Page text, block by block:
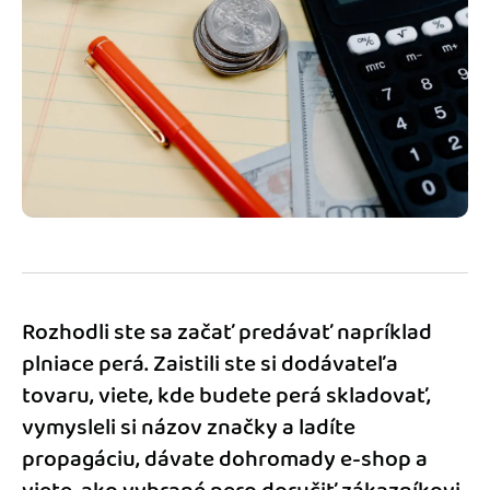
Katalóg doplnkov
Blog
Podnikateľský servis
Spýtajte sa nás
Rozhodli ste sa začať predávať napríklad
plniace perá. Zaistili ste si dodávateľa
tovaru, viete, kde budete perá skladovať,
vymysleli si názov značky a ladíte
propagáciu, dávate dohromady e-shop a